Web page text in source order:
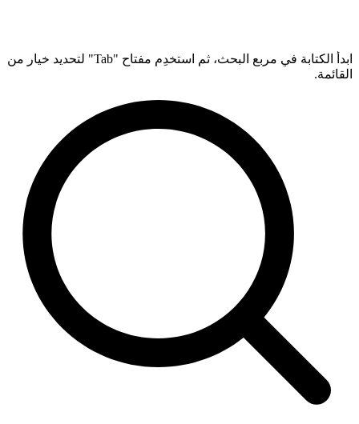
ابدأ الكتابة في مربع البحث، ثم استخدِم مفتاح "Tab" لتحديد خيار من
القائمة.